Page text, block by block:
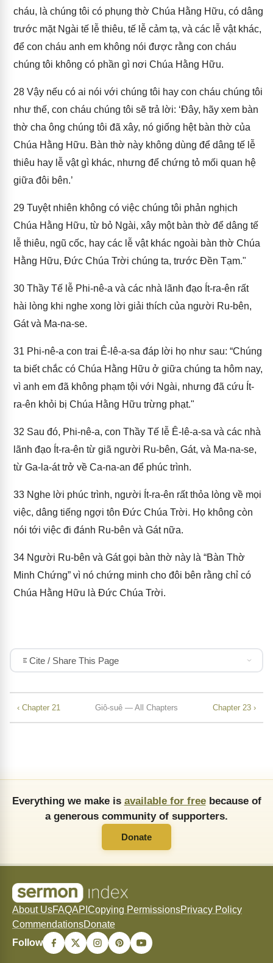
cháu, là chúng tôi có phụng thờ Chúa Hằng Hữu, có dâng
trước mặt Ngài tế lễ thiêu, tế lễ cảm tạ, và các lễ vật khác,
để con cháu anh em không nói được rằng con cháu
chúng tôi không có phần gì nơi Chúa Hằng Hữu.
28 Vậy nếu có ai nói với chúng tôi hay con cháu chúng tôi
như thế, con cháu chúng tôi sẽ trả lời: ‘Đây, hãy xem bàn
thờ cha ông chúng tôi đã xây, nó giống hệt bàn thờ của
Chúa Hằng Hữu. Bàn thờ này không dùng để dâng tế lễ
thiêu hay lễ vật gì khác, nhưng để chứng tỏ mối quan hệ
giữa đôi bên.’
29 Tuyệt nhiên không có việc chúng tôi phản nghịch
Chúa Hằng Hữu, từ bỏ Ngài, xây một bàn thờ để dâng tế
lễ thiêu, ngũ cốc, hay các lễ vật khác ngoài bàn thờ Chúa
Hằng Hữu, Đức Chúa Trời chúng ta, trước Đền Tạm."
30 Thầy Tế lễ Phi-nê-a và các nhà lãnh đạo Ít-ra-ên rất
hài lòng khi nghe xong lời giải thích của người Ru-bên,
Gát và Ma-na-se.
31 Phi-nê-a con trai Ê-lê-a-sa đáp lời họ như sau: “Chúng
ta biết chắc có Chúa Hằng Hữu ở giữa chúng ta hôm nay,
vì anh em đã không phạm tội với Ngài, nhưng đã cứu Ít-
ra-ên khỏi bị Chúa Hằng Hữu trừng phạt."
32 Sau đó, Phi-nê-a, con Thầy Tế lễ Ê-lê-a-sa và các nhà
lãnh đạo Ít-ra-ên từ giã người Ru-bên, Gát, và Ma-na-se,
từ Ga-la-át trở về Ca-na-an để phúc trình.
33 Nghe lời phúc trình, người Ít-ra-ên rất thỏa lòng về mọi
việc, dâng tiếng ngợi tôn Đức Chúa Trời. Họ không còn
nói tới việc đi đánh Ru-bên và Gát nữa.
34 Người Ru-bên và Gát gọi bàn thờ này là “Bàn Thờ
Minh Chứng” vì nó chứng minh cho đôi bên rằng chỉ có
Chúa Hằng Hữu là Đức Chúa Trời.
Cite / Share This Page
‹ Chapter 21 Giô-suê — All Chapters Chapter 23 ›
Everything we make is available for freebecause of
a generous community of supporters.
Donate
About UsFAQAPI Copying PermissionsPrivacy Policy
CommendationsDonate
Follow